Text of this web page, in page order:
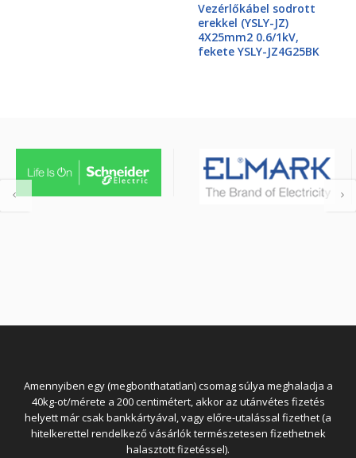
Vezérlőkábel sodrott
erekkel (YSLY-JZ)
4X25mm2 0.6/1kV,
fekete YSLY-JZ4G25BK
Amennyiben egy (megbonthatatlan) csomag súlya meghaladja a
40kg-ot/mérete a 200 centimétert, akkor az utánvétes fizetés
helyett már csak bankkártyával, vagy előre-utalással fizethet (a
hitelkerettel rendelkező vásárlók természetesen fizethetnek
halasztott fizetéssel).